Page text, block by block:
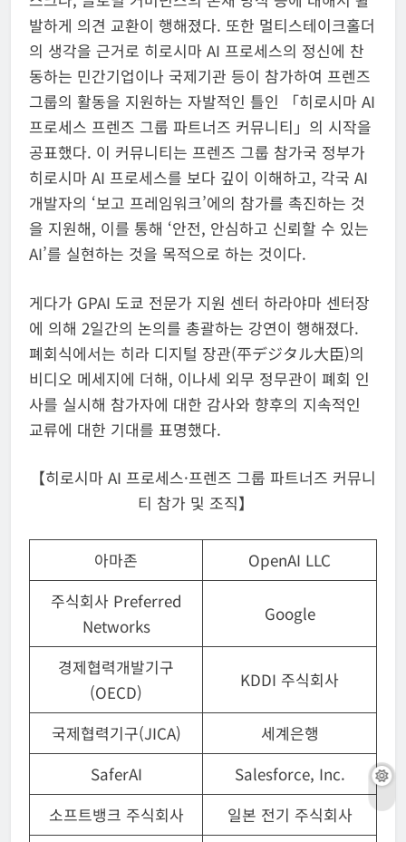
발하게 의견 교환이 행해졌다. 또한 멀티스테이크홀더
의 생각을 근거로 히로시마 AI 프로세스의 정신에 찬
동하는 민간기업이나 국제기관 등이 참가하여 프렌즈
그룹의 활동을 지원하는 자발적인 틀인 「히로시마 AI
프로세스 프렌즈 그룹 파트너즈 커뮤니티」의 시작을
공표했다. 이 커뮤니티는 프렌즈 그룹 참가국 정부가
히로시마 AI 프로세스를 보다 깊이 이해하고, 각국 AI
개발자의 ‘보고 프레임워크’에의 참가를 촉진하는 것
을 지원해, 이를 통해 ‘안전, 안심하고 신뢰할 수 있는
AI’를 실현하는 것을 목적으로 하는 것이다.
게다가 GPAI 도쿄 전문가 지원 센터 하라야마 센터장
에 의해 2일간의 논의를 총괄하는 강연이 행해졌다.
폐회식에서는 히라 디지털 장관(平デジタル大臣)의
비디오 메세지에 더해, 이나세 외무 정무관이 폐회 인
사를 실시해 참가자에 대한 감사와 향후의 지속적인
교류에 대한 기대를 표명했다.
【히로시마 AI 프로세스·프렌즈 그룹 파트너즈 커뮤니
티 참가 및 조직】
아마존
OpenAI LLC
주식회사 Preferred
Networks
Google
경제협력개발기구
(OECD)
KDDI 주식회사
국제협력기구(JICA)
세계은행
SaferAI
Salesforce, Inc.
소프트뱅크 주식회사
일본 전기 주식회사